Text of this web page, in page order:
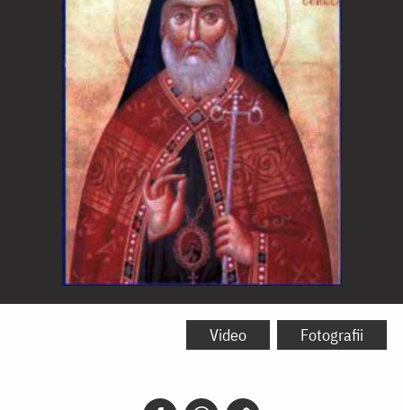
Sfântul
Video Fotografii